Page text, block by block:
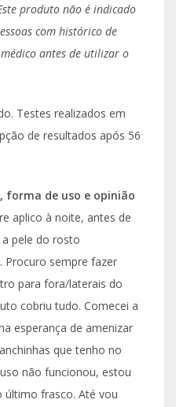
produto não é indicado
com histórico de
antes de utilizar o
Testes realizados em
de resultados após 56
forma de uso e opinião
aplico à noite, antes de
pele do rosto
Procuro sempre fazer
para fora/laterais do
cobriu tudo. Comecei a
esperança de amenizar
que tenho no
não funcionou, estou
último frasco. Até vou